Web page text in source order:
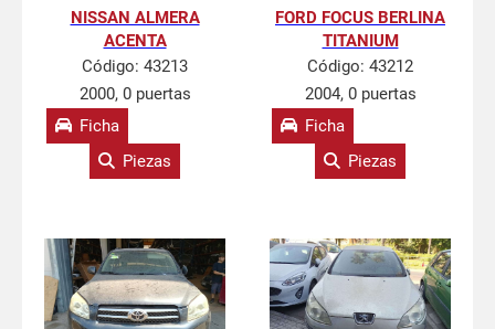
NISSAN ALMERA
ACENTA
Código: 43213
2000, 0 puertas
Ficha
Piezas
FORD FOCUS BERLINA
TITANIUM
Código: 43212
2004, 0 puertas
Ficha
Piezas